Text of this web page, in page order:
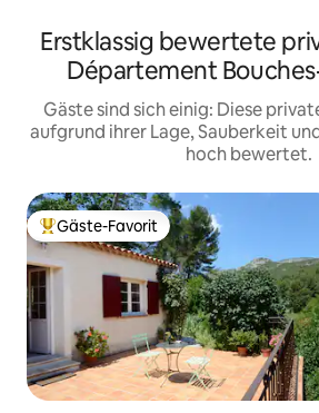
Erstklassig bewertete
Département
Gäste sind sich einig: Diese
aufgrund ihrer Lage, Sauberkeit
hoch bewertet.
Beliebter Gäste-Favorit.
Gäste-Favorit